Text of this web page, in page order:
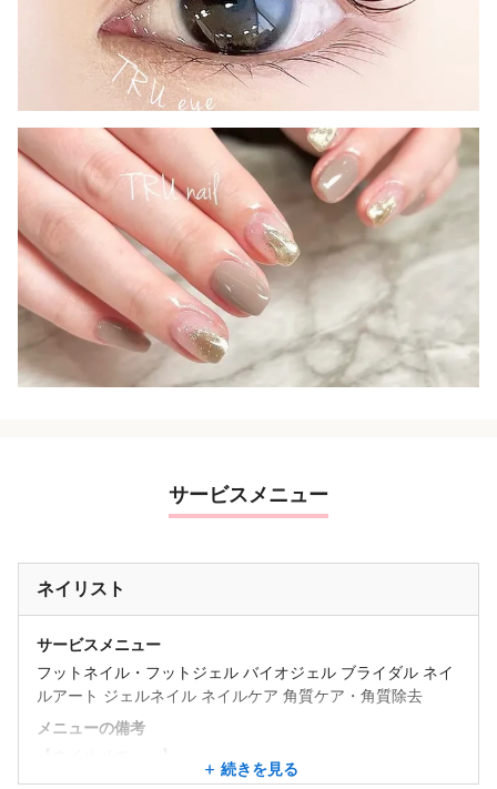
サービスメニュー
ネイリスト
サービスメニュー
フットネイル・フットジェル バイオジェル ブライダル ネイ
ルアート ジェルネイル ネイルケア 角質ケア・角質除去
メニューの備考
★人気NO.1 選べるデザイン定額ハンドジェルネイルコース
続きを見る